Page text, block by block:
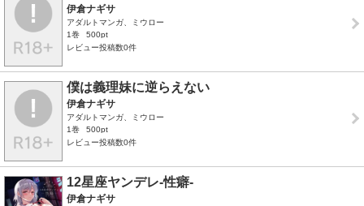
伊倉ナギサ
アダルトマンガ、ミウロー
1巻
500pt
レビュー投稿数0件
僕は義理妹に逆らえない
伊倉ナギサ
アダルトマンガ、ミウロー
1巻
500pt
レビュー投稿数0件
12星座ヤンデレ-性癖-
伊倉ナギサ